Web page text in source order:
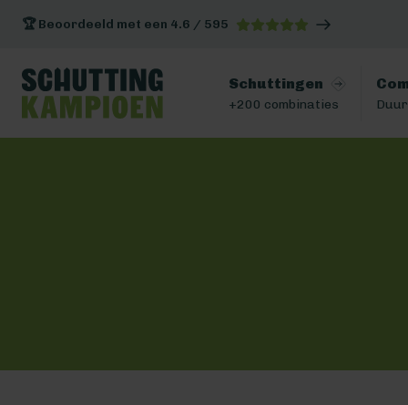
🏆 Beoordeeld met een 4.6 / 595
Schuttingen
+200 combinaties